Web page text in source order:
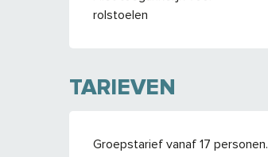
rolstoelen
TARIEVEN
Groepstarief vanaf 17 personen.